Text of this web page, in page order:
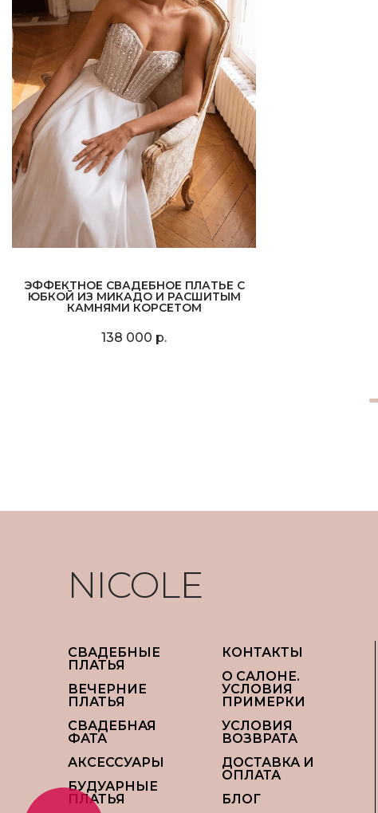
ЭФФЕКТНОЕ СВАДЕБНОЕ ПЛАТЬЕ С
ЮБКОЙ ИЗ МИКАДО И РАСШИТЫМ
КАМНЯМИ КОРСЕТОМ
138 000 р.
NICOLE
СВАДЕБНЫЕ
ПЛАТЬЯ
ВЕЧЕРНИЕ
ПЛАТЬЯ
СВАДЕБНАЯ
ФАТА
АКСЕССУАРЫ
БУДУАРНЫЕ
ПЛАТЬЯ
КОНТАКТЫ
О САЛОНЕ.
УСЛОВИЯ
ПРИМЕРКИ
УСЛОВИЯ
ВОЗВРАТА
ДОСТАВКА И
ОПЛАТА
БЛОГ